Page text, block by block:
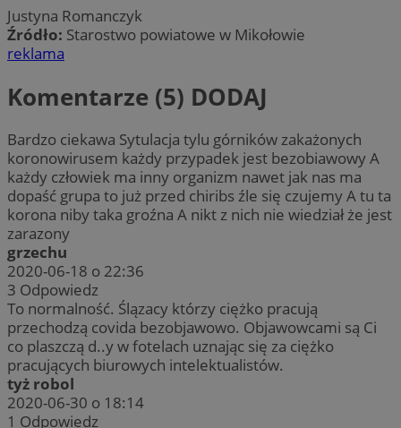
Justyna Romanczyk
Źródło: Starostwo powiatowe w Mikołowie
reklama
Komentarze (5) DODAJ
Bardzo ciekawa Sytulacja tylu górników zakażonych
koronowirusem każdy przypadek jest bezobiawowy A
każdy człowiek ma inny organizm nawet jak nas ma
dopaść grupa to już przed chiribs źle się czujemy A tu ta
korona niby taka groźna A nikt z nich nie wiedział że jest
zarazony
grzechu
2020-06-18 o 22:36
3 Odpowiedz
To normalność. Ślązacy którzy ciężko pracują
przechodzą covida bezobjawowo. Objawowcami są Ci
co plaszczą d..y w fotelach uznając się za ciężko
pracujących biurowych intelektualistów.
tyż robol
2020-06-30 o 18:14
1 Odpowiedz